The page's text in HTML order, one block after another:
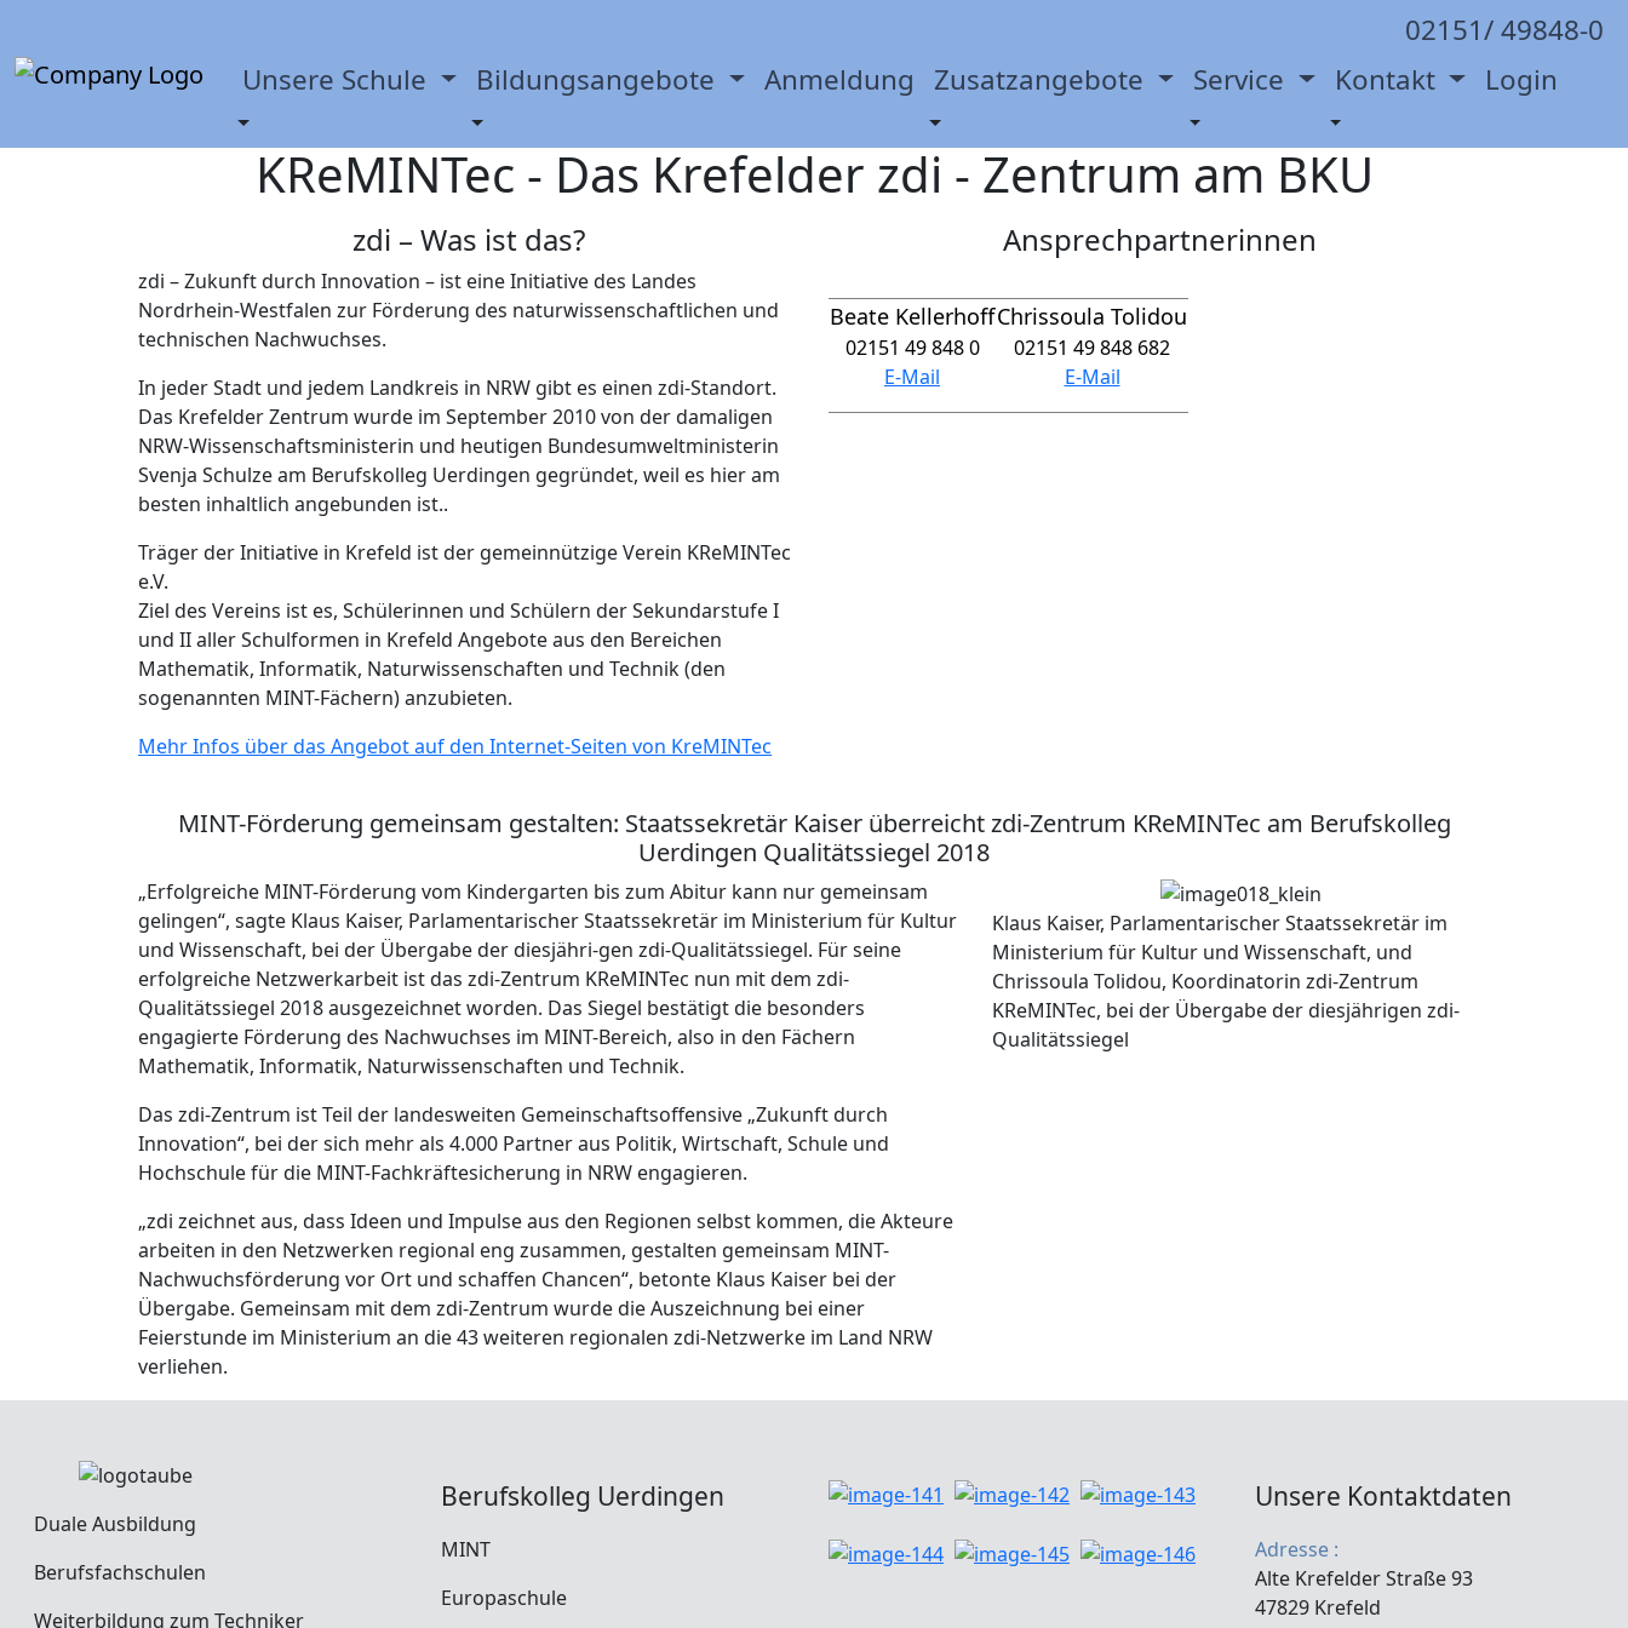
02151/ 49848-0
Unsere Schule
Bildungsangebote Anmeldung Zusatzangebote Service Kontakt Login
KReMINTec - Das Krefelder zdi - Zentrum am BKU
zdi – Was ist das?
zdi – Zukunft durch Innovation – ist eine Initiative des Landes
Nordrhein-Westfalen zur Förderung des naturwissenschaftlichen und
technischen Nachwuchses.
In jeder Stadt und jedem Landkreis in NRW gibt es einen zdi-Standort.
Das Krefelder Zentrum wurde im September 2010 von der damaligen
NRW-Wissenschaftsministerin und heutigen Bundesumweltministerin
Svenja Schulze am Berufskolleg Uerdingen gegründet, weil es hier am
besten inhaltlich angebunden ist..
Träger der Initiative in Krefeld ist der gemeinnützige Verein KReMINTec
e.V.
Ziel des Vereins ist es, Schülerinnen und Schülern der Sekundarstufe I
und II aller Schulformen in Krefeld Angebote aus den Bereichen
Mathematik, Informatik, Naturwissenschaften und Technik (den
sogenannten MINT-Fächern) anzubieten.
Mehr Infos über das Angebot auf den Internet-Seiten von KreMINTec
Ansprechpartnerinnen
Beate Kellerhoff
02151 49 848 0
E-Mail
Chrissoula Tolidou
02151 49 848 682
E-Mail
MINT-Förderung gemeinsam gestalten: Staatssekretär Kaiser überreicht zdi-Zentrum KReMINTec am Berufskolleg
Uerdingen Qualitätssiegel 2018
„Erfolgreiche MINT-Förderung vom Kindergarten bis zum Abitur kann nur gemeinsam
gelingen“, sagte Klaus Kaiser, Parlamentarischer Staatssekretär im Ministerium für Kultur
und Wissenschaft, bei der Übergabe der diesjähri-gen zdi-Qualitätssiegel. Für seine
erfolgreiche Netzwerkarbeit ist das zdi-Zentrum KReMINTec nun mit dem zdi-
Qualitätssiegel 2018 ausgezeichnet worden. Das Siegel bestätigt die besonders
engagierte Förderung des Nachwuchses im MINT-Bereich, also in den Fächern
Mathematik, Informatik, Naturwissenschaften und Technik.
Das zdi-Zentrum ist Teil der landesweiten Gemeinschaftsoffensive „Zukunft durch
Innovation“, bei der sich mehr als 4.000 Partner aus Politik, Wirtschaft, Schule und
Hochschule für die MINT-Fachkräftesicherung in NRW engagieren.
„zdi zeichnet aus, dass Ideen und Impulse aus den Regionen selbst kommen, die Akteure
arbeiten in den Netzwerken regional eng zusammen, gestalten gemeinsam MINT-
Nachwuchsförderung vor Ort und schaffen Chancen“, betonte Klaus Kaiser bei der
Übergabe. Gemeinsam mit dem zdi-Zentrum wurde die Auszeichnung bei einer
Feierstunde im Ministerium an die 43 weiteren regionalen zdi-Netzwerke im Land NRW
verliehen.
Klaus Kaiser, Parlamentarischer Staatssekretär im
Ministerium für Kultur und Wissenschaft, und
Chrissoula Tolidou, Koordinatorin zdi-Zentrum
KReMINTec, bei der Übergabe der diesjährigen zdi-
Qualitätssiegel
Duale Ausbildung
Berufsfachschulen
Weiterbildung zum Techniker
Berufskolleg Uerdingen
MINT
Europaschule
Unsere Kontaktdaten
Adresse :
Alte Krefelder Straße 93
47829 Krefeld